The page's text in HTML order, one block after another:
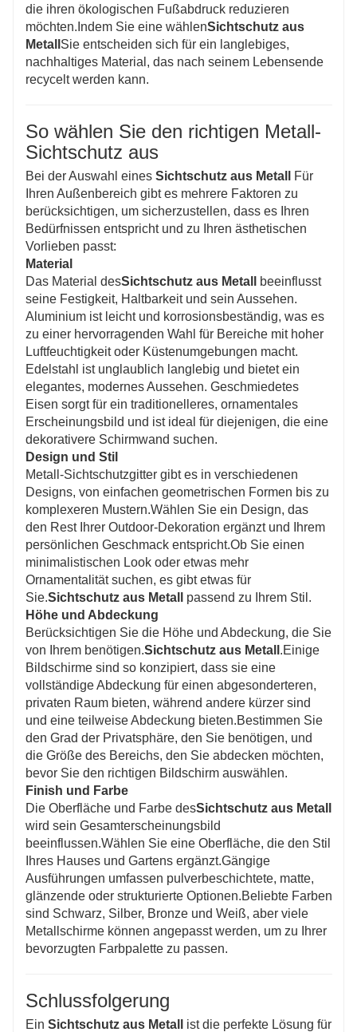
die ihren ökologischen Fußabdruck reduzieren
möchten.Indem Sie eine wählenSichtschutz aus
Metall Sie entscheiden sich für ein langlebiges,
nachhaltiges Material, das nach seinem Lebensende
recycelt werden kann.
So wählen Sie den richtigen Metall-
Sichtschutz aus
Bei der Auswahl eines Sichtschutz aus Metall
Für
Ihren Außenbereich gibt es mehrere Faktoren zu
berücksichtigen, um sicherzustellen, dass es Ihren
Bedürfnissen entspricht und zu Ihren ästhetischen
Vorlieben passt:
Material
Das Material desSichtschutz aus Metall
beeinflusst
seine Festigkeit, Haltbarkeit und sein Aussehen.
Aluminium ist leicht und korrosionsbeständig, was es
zu einer hervorragenden Wahl für Bereiche mit hoher
Luftfeuchtigkeit oder Küstenumgebungen macht.
Edelstahl ist unglaublich langlebig und bietet ein
elegantes, modernes Aussehen. Geschmiedetes
Eisen sorgt für ein traditionelleres, ornamentales
Erscheinungsbild und ist ideal für diejenigen, die eine
dekorativere Schirmwand suchen.
Design und Stil
Metall-Sichtschutzgitter gibt es in verschiedenen
Designs, von einfachen geometrischen Formen bis zu
komplexeren Mustern.Wählen Sie ein Design, das
den Rest Ihrer Outdoor-Dekoration ergänzt und Ihrem
persönlichen Geschmack entspricht.Ob Sie einen
minimalistischen Look oder etwas mehr
Ornamentalität suchen, es gibt etwas für
Sie.Sichtschutz aus Metall
passend zu Ihrem Stil.
Höhe und Abdeckung
Berücksichtigen Sie die Höhe und Abdeckung, die Sie
von Ihrem benötigen.Sichtschutz aus Metall .Einige
Bildschirme sind so konzipiert, dass sie eine
vollständige Abdeckung für einen abgesonderteren,
privaten Raum bieten, während andere kürzer sind
und eine teilweise Abdeckung bieten.Bestimmen Sie
den Grad der Privatsphäre, den Sie benötigen, und
die Größe des Bereichs, den Sie abdecken möchten,
bevor Sie den richtigen Bildschirm auswählen.
Finish und Farbe
Die Oberfläche und Farbe desSichtschutz aus Metall
wird sein Gesamterscheinungsbild
beeinflussen.Wählen Sie eine Oberfläche, die den Stil
Ihres Hauses und Gartens ergänzt.Gängige
Ausführungen umfassen pulverbeschichtete, matte,
glänzende oder strukturierte Optionen.Beliebte Farben
sind Schwarz, Silber, Bronze und Weiß, aber viele
Metallschirme können angepasst werden, um zu Ihrer
bevorzugten Farbpalette zu passen.
Schlussfolgerung
Ein Sichtschutz aus Metall
ist die perfekte Lösung für